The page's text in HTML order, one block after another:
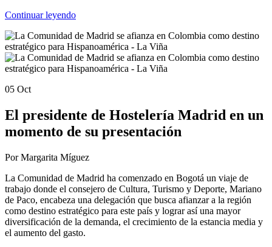
Continuar leyendo
05 Oct
El presidente de Hostelería Madrid en un
momento de su presentación
Por Margarita Míguez
La Comunidad de Madrid ha comenzado en Bogotá un viaje de
trabajo donde el consejero de Cultura, Turismo y Deporte, Mariano
de Paco, encabeza una delegación que busca afianzar a la región
como destino estratégico para este país y lograr así una mayor
diversificación de la demanda, el crecimiento de la estancia media y
el aumento del gasto.